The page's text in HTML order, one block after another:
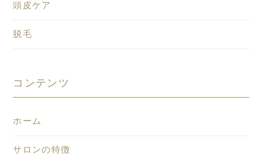
頭皮ケア
脱毛
コンテンツ
ホーム
サロンの特徴